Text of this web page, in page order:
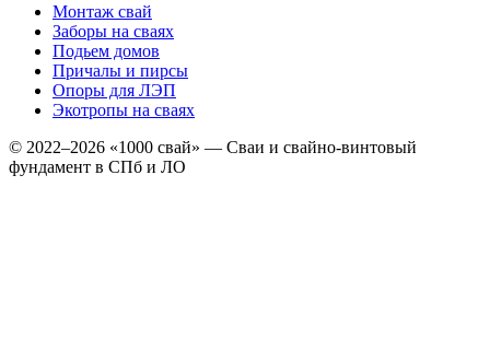
Монтаж свай
Заборы на сваях
Подьем домов
Причалы и пирсы
Опоры для ЛЭП
Экотропы на сваях
© 2022–2026 «1000 свай» — Сваи и свайно-винтовый
фундамент в СПб и ЛО